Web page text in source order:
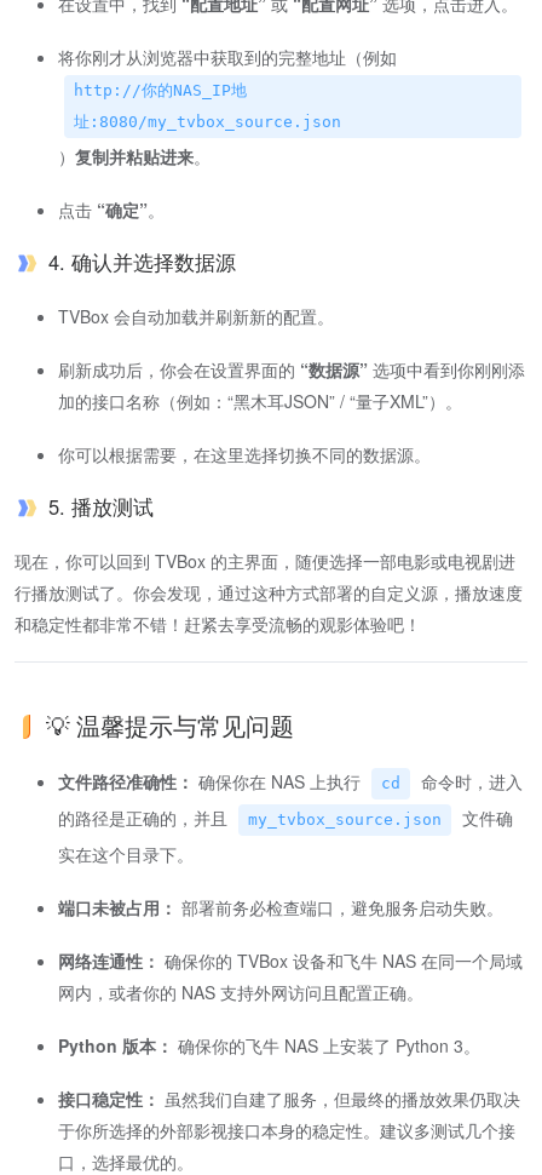
将你刚才从浏览器中获取到的完整地址（例如
http://你的NAS_IP地
址:8080/my_tvbox_source.json
） 复制并粘贴进来。
点击 “确定”。
4. 确认并选择数据源
TVBox 会自动加载并刷新新的配置。
刷新成功后，你会在设置界面的 “数据源” 选项中看到你刚刚添
加的接口名称（例如：“黑木耳JSON” / “量子XML”）。
你可以根据需要，在这里选择切换不同的数据源。
5. 播放测试
现在，你可以回到 TVBox 的主界面，随便选择一部电影或电视剧进
行播放测试了。你会发现，通过这种方式部署的自定义源，播放速度
和稳定性都非常不错！赶紧去享受流畅的观影体验吧！
💡 温馨提示与常见问题
文件路径准确性： 确保你在 NAS 上执行 cd
命令时，进入
的路径是正确的，并且
my_tvbox_source.json
文件确
实在这个目录下。
端口未被占用： 部署前务必检查端口，避免服务启动失败。
网络连通性： 确保你的 TVBox 设备和飞牛 NAS 在同一个局域
网内，或者你的 NAS 支持外网访问且配置正确。
Python 版本： 确保你的飞牛 NAS 上安装了 Python 3。
接口稳定性： 虽然我们自建了服务，但最终的播放效果仍取决
于你所选择的外部影视接口本身的稳定性。建议多测试几个接
口，选择最优的。